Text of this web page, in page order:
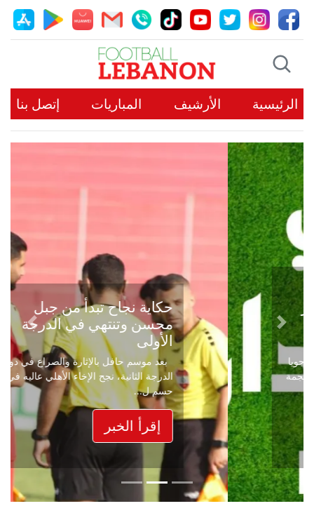
الرئيسية الأرشيف المباريات إتصل بنا
حكاية نجاح تبدأ من جبل
محسن وتنتهي في الدرجة
الأولى
بعد موسم حافل بالإثارة والصراع في دوري
الدرجة الثانية، نجح الإخاء الأهلي عاليه في
حسم ل...
إقرأ الخبر
Previous
Next